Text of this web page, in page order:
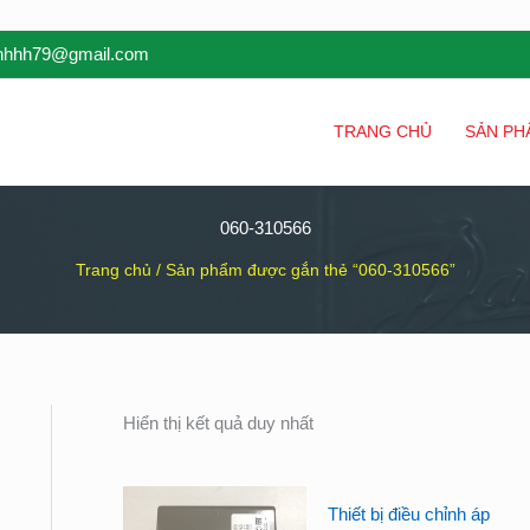
TRANG CHỦ SẢN
060-310566
Trang chủ / Sản phẩm được gắn thẻ “060-310566”
Hiển thị kết quả duy nhất
Thiết bị điều chỉnh áp